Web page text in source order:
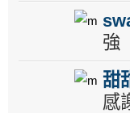
強
甜
感